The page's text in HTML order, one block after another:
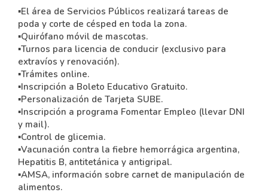
▪El área de Servicios Públicos realizará tareas de
poda y corte de césped en toda la zona.
▪Quirófano móvil de mascotas.
▪Turnos para licencia de conducir (exclusivo para
extravíos y renovación).
▪Trámites online.
▪Inscripción a Boleto Educativo Gratuito.
▪Personalización de Tarjeta SUBE.
▪Inscripción a programa Fomentar Empleo (llevar DNI
y mail).
▪Control de glicemia.
▪Vacunación contra la fiebre hemorrágica argentina,
Hepatitis B, antitetánica y antigripal.
▪AMSA, información sobre carnet de manipulación de
alimentos.